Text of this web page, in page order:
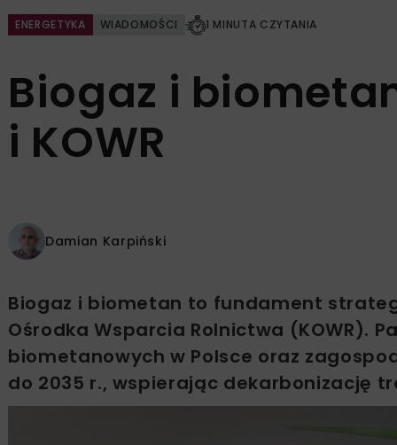
ENERGETYKA WIADOMOŚCI 1 MINUTA CZYTANIA
Biogaz i
i KOWR
Damian Karpiński
Biogaz i biometan to fundament
Ośrodka Wsparcia Rolnictwa (KOWR).
biometanowych w Polsce oraz
do 2035 r., wspierając dekarbonizację